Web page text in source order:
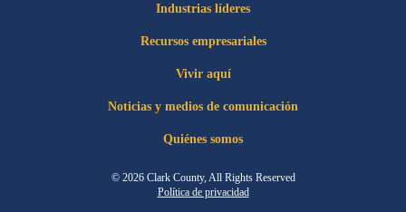
Industrias líderes
Recursos empresariales
Vivir aquí
Noticias y medios de comunicación
Quiénes somos
© 2026 Clark County, All Rights Reserved
Política de privacidad